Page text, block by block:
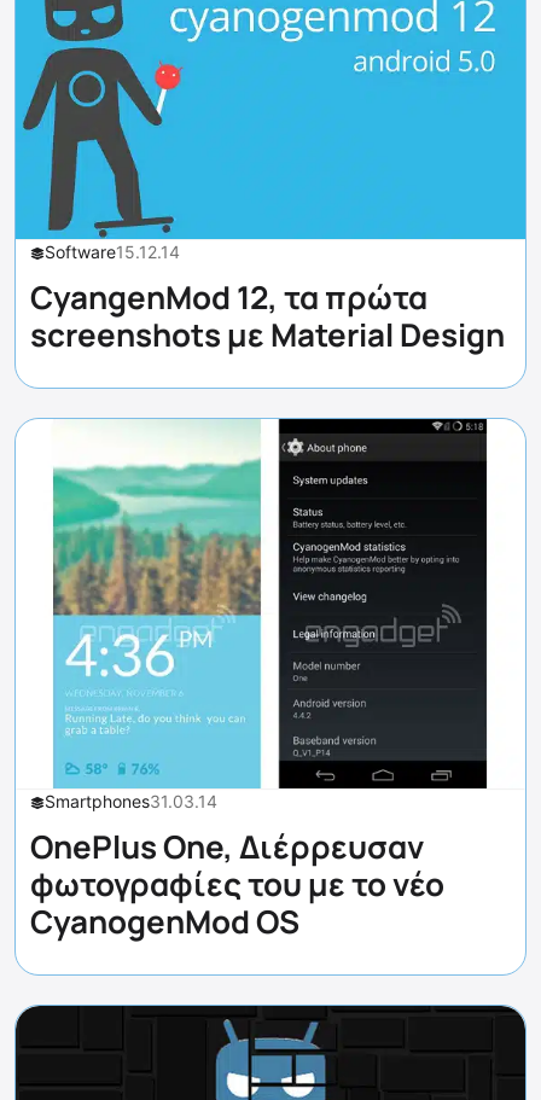
Software15.12.14
CyangenMod 12, τα πρώτα
screenshots με Material Design
Smartphones31.03.14
OnePlus One, Διέρρευσαν
φωτογραφίες του με το νέο
CyanogenMod OS